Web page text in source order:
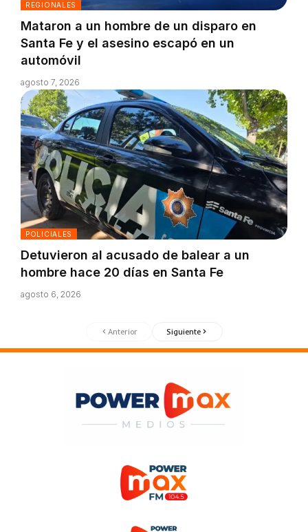
REGIONALES
Mataron a un hombre de un disparo en
Santa Fe y el asesino escapó en un
automóvil
agosto 7, 2026
POLICIALES
Detuvieron al acusado de balear a un
hombre hace 20 días en Santa Fe
agosto 6, 2026
Anterior Siguiente